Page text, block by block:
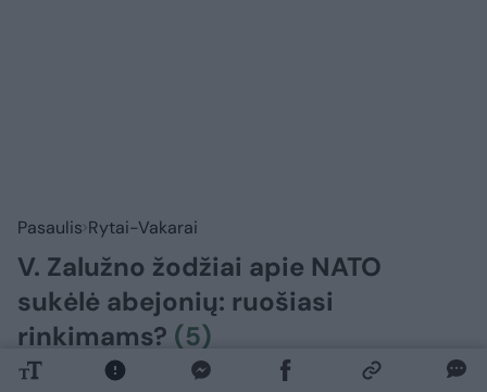
Pasaulis Rytai-Vakarai
V. Zalužno žodžiai apie NATO
sukėlė abejonių: ruošiasi
rinkimams? (5)
2026 m. rugpjūčio 5 d. 18:30